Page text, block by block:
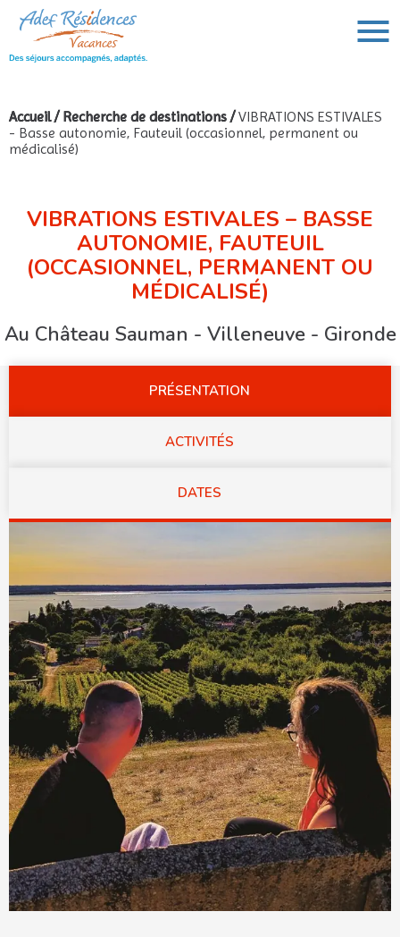
Accueil/Recherche de destinations /VIBRATIONS ESTIVALES
- Basse autonomie, Fauteuil (occasionnel, permanent ou
médicalisé)
VIBRATIONS ESTIVALES – BASSE
AUTONOMIE, FAUTEUIL
(OCCASIONNEL, PERMANENT OU
MÉDICALISÉ)
Au Château Sauman - Villeneuve - Gironde
PRÉSENTATION
ACTIVITÉS
DATES
VOUS AVEZ UN PROJET DE VOYAGE,
VOUS RECHERCHEZ UNE DESTINATION ?